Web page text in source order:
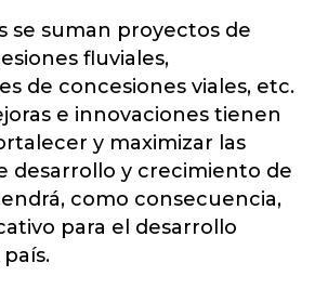
se suman proyectos de
fluviales,
de concesiones viales, etc.
e innovaciones tienen
y maximizar las
desarrollo y crecimiento de
como consecuencia,
para el desarrollo